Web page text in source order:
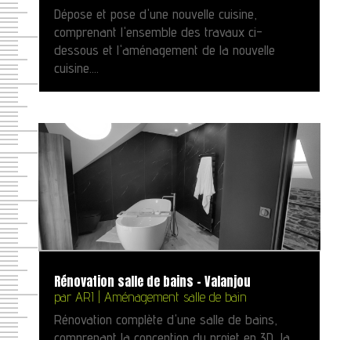
Dépose et pose d'une nouvelle cuisine,
comprenant l'ensemble des travaux ci-
dessous et l'aménagement de la nouvelle
cuisine....
Rénovation salle de bains – Valanjou
par ARI
Aménagement salle de bain
Rénovation complète d'une salle de bains,